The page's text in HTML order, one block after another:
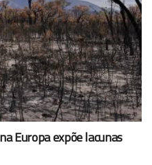
Europa expõe lacunas